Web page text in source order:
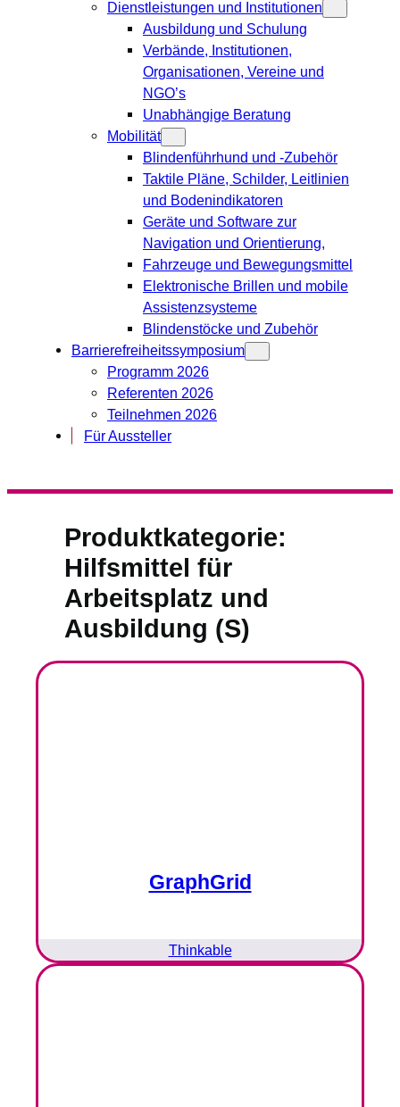
Dienstleistungen und Institutionen
Ausbildung und Schulung
Verbände, Institutionen,
Organisationen, Vereine und
NGO’s
Unabhängige Beratung
Mobilität
Blindenführhund und -Zubehör
Taktile Pläne, Schilder, Leitlinien
und Bodenindikatoren
Geräte und Software zur
Navigation und Orientierung,
Fahrzeuge und Bewegungsmittel
Elektronische Brillen und mobile
Assistenzsysteme
Blindenstöcke und Zubehör
Barrierefreiheitssymposium
Programm 2026
Referenten 2026
Teilnehmen 2026
Für Aussteller
Produktkategorie:
Hilfsmittel für
Arbeitsplatz und
Ausbildung (S)
GraphGrid
Thinkable